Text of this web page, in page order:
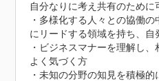
自分なりに考え共有のために
・多様化する人々との協働
にリードする領域を持ち、
・ビジネスマナーを理解し
よく気づく方
・未知の分野の知見を積極